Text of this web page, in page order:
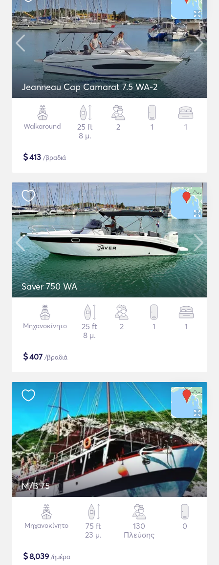
Jeanneau Cap Camarat 7.5 WA-2
Walkaround
25 ft
8 μ.
2 1 1
$413 /βραδιά
Saver 750 WA
Μηχανοκίνητο
25 ft
8 μ.
2 1 1
$407 /βραδιά
M/B 75
Μηχανοκίνητο
75 ft
23 μ.
130
Πλεύσης
0
$8,039 /ημέρα